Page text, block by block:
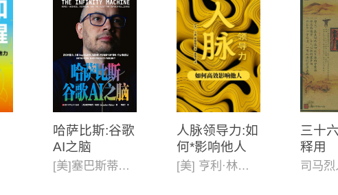
哈萨比斯:谷歌
AI之脑
[美]塞巴斯蒂安·马拉比(Sebastian Mallaby)
人脉领导力:如
何*影响他人
[美] 亨利·林德格伦
三十
释用
司马烈